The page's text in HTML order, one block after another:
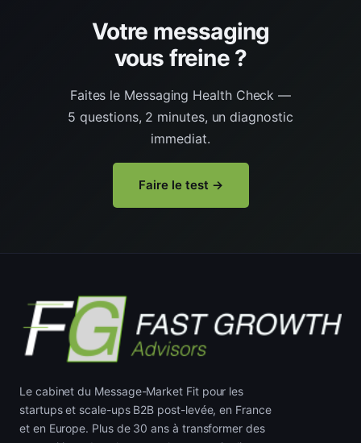
Votre messaging
vous freine ?
Faites le Messaging Health Check —
5 questions, 2 minutes, un diagnostic
immediat.
Faire le test →
Le cabinet du Message-Market Fit pour les
startups et scale-ups B2B post-levée, en France
et en Europe. Plus de 30 ans à transformer des